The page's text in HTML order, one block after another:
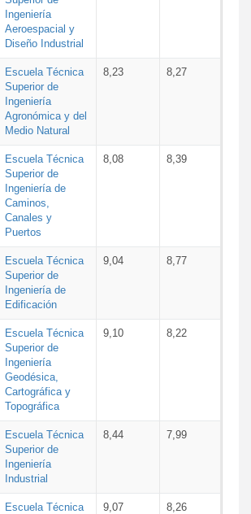
Ingeniería
Aeroespacial y
Diseño Industrial
Escuela Técnica
Superior de
Ingeniería
Agronómica y del
Medio Natural
8,23 8,27
Escuela Técnica
Superior de
Ingeniería de
Caminos,
Canales y
Puertos
8,08 8,39
Escuela Técnica
Superior de
Ingeniería de
Edificación
9,04 8,77
Escuela Técnica
Superior de
Ingeniería
Geodésica,
Cartográfica y
Topográfica
9,10 8,22
Escuela Técnica
Superior de
Ingeniería
Industrial
8,44 7,99
Escuela Técnica
9,07 8,26